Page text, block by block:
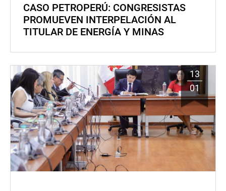
CASO PETROPERÚ: CONGRESISTAS
PROMUEVEN INTERPELACIÓN AL
TITULAR DE ENERGÍA Y MINAS
13
01